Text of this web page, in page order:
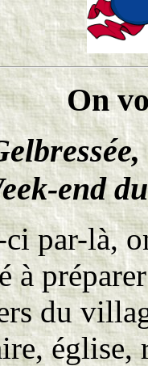
On
end
ci par-là,
à
du